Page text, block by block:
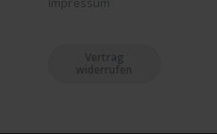
Vertrag
widerrufen